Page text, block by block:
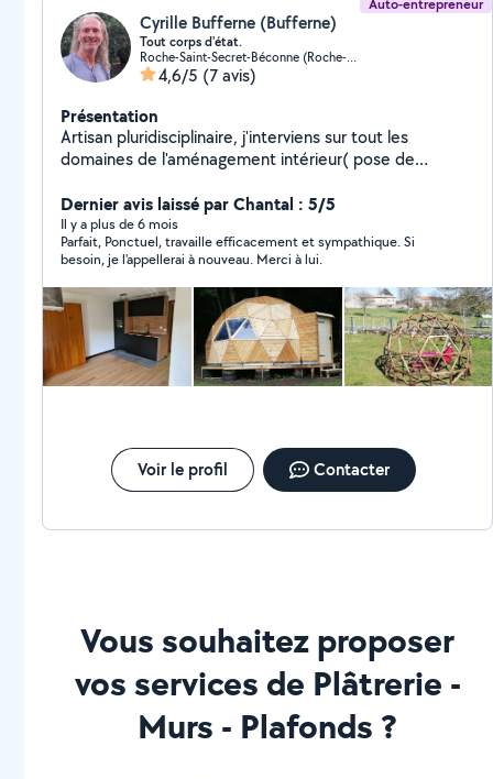
Auto-entrepreneur
Cyrille Bufferne (Bufferne)
Tout corps d'état.
Roche-Saint-Secret-Béconne (Roche-Saint-Secret-Béconne)
4,6/5 (7 avis)
Présentation
Artisan pluridisciplinaire, j'interviens sur tout les
domaines de l'aménagement intérieur( pose de
modifications électriques, raccordement sanitaire) et
également pour les travaux extérieurs comme les
terrasses bois, le bardage de façade et la construction
d'abris bois.
Dernier avis laissé par Chantal : 5/5
Il y a plus de 6 mois
Parfait, Ponctuel, travaille efficacement et sympathique. Si
besoin, je l'appellerai à nouveau. Merci à lui.
Voir le profil Contacter
Vous souhaitez proposer
vos services de Plâtrerie -
Murs - Plafonds ?